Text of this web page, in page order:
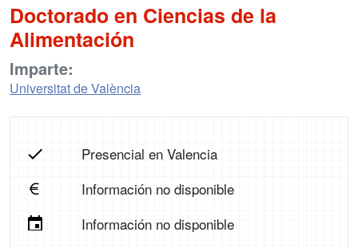
Doctorado en Ciencias de la
Alimentación
Imparte:
Universitat de València
Presencial en Valencia
Información no disponible
Información no disponible